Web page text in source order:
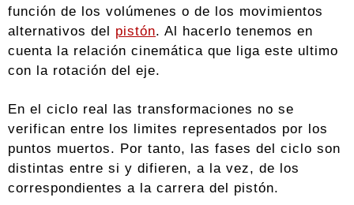
función de los volúmenes o de los movimientos
alternativos del pistón. Al hacerlo tenemos en
cuenta la relación cinemática que liga este ultimo
con la rotación del eje.
En el ciclo real las transformaciones no se
verifican entre los limites representados por los
puntos muertos. Por tanto, las fases del ciclo son
distintas entre si y difieren, a la vez, de los
correspondientes a la carrera del pistón.